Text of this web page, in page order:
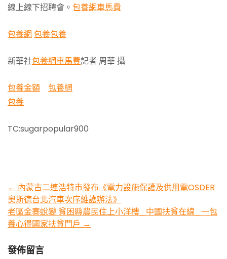
線上線下招聘會。 包養網車馬費
包養網 包養包養
新華社包養網車馬費記者 周華 攝
包養金額
包養網
包養
TC:sugarpopular900
Post
navigation
← 內蒙古二連浩特市發布《電力設施保護及供用電OSDER
奧斯德台北汽車次序維護辦法》
老區金寨蛻變 貧困縣農民住上小洋樓_中國扶貧在線_一包
養心得國家扶貧門戶 →
發佈留言